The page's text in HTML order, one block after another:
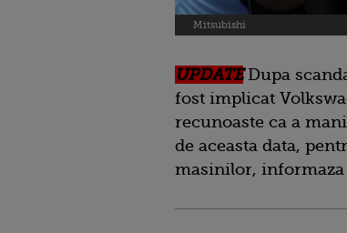
Mitsubishi
UPDATEDupa
fost implicat
recunoaste ca a
de aceasta data,
masinilor, informaza